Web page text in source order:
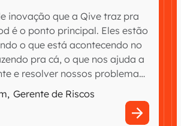
inovação que a Qive traz pra
é o ponto principal. Eles estão
o que está acontecendo no
pra cá, o que nos ajuda a
e resolver nossos problemas
, Gerente de Riscos